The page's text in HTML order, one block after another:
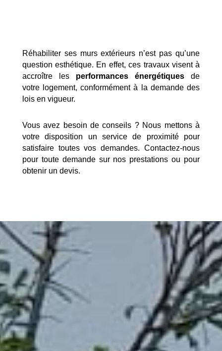
Réhabiliter ses murs extérieurs n’est pas qu’une
question esthétique. En effet, ces travaux visent à
accroître les performances énergétiques de
votre logement, conformément à la demande des
lois en vigueur.
Vous avez besoin de conseils ? Nous mettons à
votre disposition un service de proximité pour
satisfaire toutes vos demandes. Contactez-nous
pour toute demande sur nos prestations ou pour
obtenir un devis.